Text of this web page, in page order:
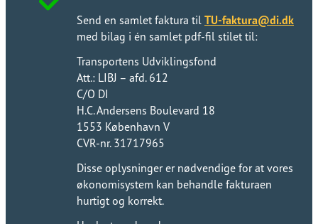
Send en samlet faktura til ​​​​‌ ‍ ​‍​‍‌‍ ‌ ​‍‌‍‍‌‌‍‌ ‌‍‍‌‌‍ ‍​‍​‍​ ‍‍​‍​‍‌ ​ ‌‍​‌‌‍ ‍‌‍‍‌‌ ‌​‌ ‍‌​‍ ‍‌‍‍‌‌‍ ​‍​‍​‍ ​​‍​‍‌‍‍​‌ ​‍‌‍‌‌‌‍‌‍​‍​‍​ ‍‍​‍​‍‌‍‍​‌ ‌​‌ ‌​‌ ​​‌ ​ ​ ‍‍​‍ ​‍ ‌ ‌​‌ ‌‌​‍ ‍‌ ​ ‌‍​‌‌‍ ‍‌‍‍‌‌ ‌​‌ ‍‌​‍ ‍‌ ​ ‌ ‌​‌ ‌‌‌‍‌​‌‍‍‌‌‍ ​‍ ‌‍‍‌‌‍ ‍‌ ‌​‌‍‌‌‌‍ ‍‌ ‌​​‍ ‌‍‌‌‌‍‌​‌‍‍‌‌ ‌​​‍ ‌‍ ‌‌‍ ‌‍‌​‌‍‌‌​ ‌‌ ​​‌ ​‍‌‍‌‌‌ ​ ‌‍‌‌‌‍ ‍‌ ‌​‌‍​‌‌ ‌​‌‍‍‌‌‍ ‌‍ ‍​ ‍ ‌‍‍‌‌‍‌​​ ‌‌ ​​‌‍​‌‌‍‌ ‌‍‌‌​‍ ‌‌ ‌​‌‍‍‌‌‍ ​‌ ​ ‌‍‍ ‌ ‌‌‌‍‌​​‍ ‌‌ ‌​‌‍‍‌‌‍ ​​‍ ‌‌ ‌‍‌‍‍‌‌ ​‍‌‍‍ ‌ ​ ‌‍ ‌‍ ‌‌‍‍​‌‍‌‌‌‍‌​‌‍‌‌‌ ​‍​ ‍ ‌ ‌​‌ ‍‌‌ ​​‌‍‌‌​ ‌‌ ​​‌‍​‌‌‍‌ ‌‍‌‌​ ‍ ‌ ​​‌‍​‌‌ ‌​‌‍‍​​ ‌‌ ​ ‌‍‌‌‌‍​ ‌ ‌​‌‍‍‌‌‍ ‌‍ ‍‌ ​ ​‍‌‌​ ‌‌‌​​‍‌‌ ‌‍‍ ‌‍‌‌‌ ‍‌​‍‌‌​ ​ ‌​‌​​‍‌‌​ ​ ‌​‌​​‍‌‌​ ​‍​ ​‍‌‍‌‌​ ​ ​ ​‍​ ​‌‌‍​ ‌‍​ ​ ​‌​ ‌‍​ ‌​‌‍​ ​ ​‌​ ​‌​‍‌‌​ ​‍​ ​‍​‍‌‌​ ‌‌‌​‌​​‍ ‍‌‍​ ‌‍ ‌‍ ‍‌ ‌​‌‍‌‌‌‍ ‍‌ ‌​​‍‌‌​ ‌‌‌​​‍‌‌ ‌‍‍ ‌‍‌‌‌ ‍‌​‍‌‌​ ​ ‌​‌​​‍‌‌​ ​ ‌​‌​​‍‌‌​ ​‍​ ​‍​ ‌ ​ ‍‌‌‍​‍​ ‌ ​ ‌​‌‍‌​​ ​ ​ ‌‌​ ‌‌‌‍​‍​ ​​​ ‌​​‍‌‌​ ​‍​ ​‍​‍‌‌​ ‌‌‌​‌​​‍ ‍‌‍​‍‌‍ ​‌‍ ‌‍​ ‌‍‍ ‌ ​ ​‍‌‌​ ‌‌‌​​‍‌‌ ‌‍‍ ‌‍‌‌‌ ‍‌​‍‌‌​ ​ ‌​‌​​‍‌‌​ ​ ‌​‌​​‍‌‌​ ​‍​ ​‍‌‍​‍​ ​ ​ ​ ‌‍‌‌‌‍​ ​ ​​​ ‌‍​ ‌‌‌‍​‌‌‍​ ​ ​‌​ ​ ​‍‌‌​ ​‍​ ​‍​‍‌‌​ ‌‌‌​‌​​‍ ‍‌‍‍‌‌ ‌​‌‍‌‌‌‍ ‌‌ ​ ​‍‌‌​ ‌‌‌​​‍‌‌ ‌‍‍ ‌‍‌‌‌ ‍‌​‍‌‌​ ​ ‌​‌​​‍‌‌​ ​ ‌​‌​​‍‌‌​ ​‍​ ​‍​ ‍​​ ‍​‌‍‌​‌‍‌​‌‍‌​​ ​​‌‍​‍​ ​‌​ ​ ‌‍‌‍‌‍‌‍‌‍‌‌​‍‌‌​ ​‍​ ​‍​‍‌‌​ ‌‌‌​‌​​‍ ‍‌‍​‍‌‍ ‌‍‌​‌ ‍‌​‍‌‌​ ‌‌‌​​‍‌‌ ‌‍‍ ‌‍‌‌‌ ‍‌​‍‌‌​ ​ ‌​‌​​‍‌‌​ ​ ‌​‌​​‍‌‌​ ​‍​ ​‍‌‍‌‌‌‍​‍​ ‌‍​ ​‍‌‍​ ​ ‌ ​ ​‌​ ​‌‌‍​‌​ ‍‌​ ​‍​ ‌ ​‍‌‌​ ​‍​ ​‍​‍‌‌​ ‌‌‌​‌​​‍ ‍‌‍​ ‌‍‍​‌‍‍‌‌‍ ​‌‍‌​‌ ​‍‌‍‌‌‌‍ ‍​‍‌‌​ ‌‌‌​​‍‌‌ ‌‍‍ ‌‍‌‌‌ ‍‌​‍‌‌​ ​ ‌​‌​​‍‌‌​ ​ ‌​‌​​‍‌‌​ ​‍​ ​‍​ ‍‌​ ​‍‌‍​ ​ ‌ ‌‍‌‌​ ‍​‌‍‌‌​ ​​‌‍​‌​ ‍​‌‍‌‌‌‍‌‍​‍‌‌​ ​‍​ ​‍​‍‌‌​ ‌‌‌​‌​​‍ ‍‌ ‌​‌‍‌‌‌ ‍​‌ ‌​​ ‌‍​‍‌‍​‌‌ ​ ‌‍‌‌‌‌‌‌‌ ​‍‌‍ ​​ ‌‌‍‍​‌ ‌​‌ ‌​‌ ​​‌ ​ ​‍‌‌​ ​ ‌​​‌​‍‌‌​ ​‍‌​‌‍​‍‌‌​ ​‍‌​‌‍‌ ‌​‌ ‌‌​‍ ‍‌ ​ ‌‍​‌‌‍ ‍‌‍‍‌‌ ‌​‌ ‍‌​‍ ‍‌ ​ ‌ ‌​‌ ‌‌‌‍‌​‌‍‍‌‌‍ ​‍‌‍‌‍‍‌‌‍‌​​ ‌‌ ​​‌‍​‌‌‍‌ ‌‍‌‌​‍ ‌‌ ‌​‌‍‍‌‌‍ ​‌ ​ ‌‍‍ ‌ ‌‌‌‍‌​​‍ ‌‌ ‌​‌‍‍‌‌‍ ​​‍ ‌‌ ‌‍‌‍‍‌‌ ​‍‌‍‍ ‌ ​ ‌‍ ‌‍ ‌‌‍‍​‌‍‌‌‌‍‌​‌‍‌‌‌ ​‍​‍‌‍‌ ‌​‌ ‍‌‌ ​​‌‍‌‌​ ‌‌ ​​‌‍​‌‌‍‌ ‌‍‌‌​‍‌‍‌ ​​‌‍​‌‌ ‌​‌‍‍​​ ‌‌ ​ ‌‍‌‌‌‍​ ‌ ‌​‌‍‍‌‌‍ ‌‍ ‍‌ ​ ​‍‌‌​ ‌‌‌​​‍‌‌ ‌‍‍ ‌‍‌‌‌ ‍‌​‍‌‌​ ​ ‌​‌​​‍‌‌​ ​ ‌​‌​​‍‌‌​ ​‍​ ​‍‌‍‌‌​ ​ ​ ​‍​ ​‌‌‍​ ‌‍​ ​ ​‌​ ‌‍​ ‌​‌‍​ ​ ​‌​ ​‌​‍‌‌​ ​‍​ ​‍​‍‌‌​ ‌‌‌​‌​​‍ ‍‌‍​ ‌‍ ‌‍ ‍‌ ‌​‌‍‌‌‌‍ ‍‌ ‌​​‍‌‌​ ‌‌‌​​‍‌‌ ‌‍‍ ‌‍‌‌‌ ‍‌​‍‌‌​ ​ ‌​‌​​‍‌‌​ ​ ‌​‌​​‍‌‌​ ​‍​ ​‍​ ‌ ​ ‍‌‌‍​‍​ ‌ ​ ‌​‌‍‌​​ ​ ​ ‌‌​ ‌‌‌‍​‍​ ​​​ ‌​​‍‌‌​ ​‍​ ​‍​‍‌‌​ ‌‌‌​‌​​‍ ‍‌‍​‍‌‍ ​‌‍ ‌‍​ ‌‍‍ ‌ ​ ​‍‌‌​ ‌‌‌​​‍‌‌ ‌‍‍ ‌‍‌‌‌ ‍‌​‍‌‌​ ​ ‌​‌​​‍‌‌​ ​ ‌​‌​​‍‌‌​ ​‍​ ​‍‌‍​‍​ ​ ​ ​ ‌‍‌‌‌‍​ ​ ​​​ ‌‍​ ‌‌‌‍​‌‌‍​ ​ ​‌​ ​ ​‍‌‌​ ​‍​ ​‍​‍‌‌​ ‌‌‌​‌​​‍ ‍‌‍‍‌‌ ‌​‌‍‌‌‌‍ ‌‌ ​ ​‍‌‌​ ‌‌‌​​‍‌‌ ‌‍‍ ‌‍‌‌‌ ‍‌​‍‌‌​ ​ ‌​‌​​‍‌‌​ ​ ‌​‌​​‍‌‌​ ​‍​ ​‍​ ‍​​ ‍​‌‍‌​‌‍‌​‌‍‌​​ ​​‌‍​‍​ ​‌​ ​ ‌‍‌‍‌‍‌‍‌‍‌‌​‍‌‌​ ​‍​ ​‍​‍‌‌​ ‌‌‌​‌​​‍ ‍‌‍​‍‌‍ ‌‍‌​‌ ‍‌​‍‌‌​ ‌‌‌​​‍‌‌ ‌‍‍ ‌‍‌‌‌ ‍‌​‍‌‌​ ​ ‌​‌​​‍‌‌​ ​ ‌​‌​​‍‌‌​ ​‍​ ​‍‌‍‌‌‌‍​‍​ ‌‍​ ​‍‌‍​ ​ ‌ ​ ​‌​ ​‌‌‍​‌​ ‍‌​ ​‍​ ‌ ​‍‌‌​ ​‍​ ​‍​‍‌‌​ ‌‌‌​‌​​‍ ‍‌‍​ ‌‍‍​‌‍‍‌‌‍ ​‌‍‌​‌ ​‍‌‍‌‌‌‍ ‍​‍‌‌​ ‌‌‌​​‍‌‌ ‌‍‍ ‌‍‌‌‌ ‍‌​‍‌‌​ ​ ‌​‌​​‍‌‌​ ​ ‌​‌​​‍‌‌​ ​‍​ ​‍​ ‍‌​ ​‍‌‍​ ​ ‌ ‌‍‌‌​ ‍​‌‍‌‌​ ​​‌‍​‌​ ‍​‌‍‌‌‌‍‌‍​‍‌‌​ ​‍​ ​‍​‍‌‌​ ‌‌‌​‌​​‍ ‍‌ ‌​‌‍‌‌‌ ‍​‌ ‌​​‍‌‍‌ ​​‌‍‌‌‌ ​‍‌ ​ ‌ ​​‌‍‌‌‌‍​ ‌ ‌​‌‍‍‌‌ ‌‍‌‍‌‌​ ‌‌ ​​‌ ‌‌‌‍​‍‌‍ ​‌‍‍‌‌ ​ ‌‍‍​‌‍‌‌‌‍‌​​‍​‍‌ ‌ TU-faktura@di.dk​​​​‌ ‍ ​‍​‍‌‍ ‌ ​‍‌‍‍‌‌‍‌ ‌‍‍‌‌‍ ‍​‍​‍​ ‍‍​‍​‍‌ ​ ‌‍​‌‌‍ ‍‌‍‍‌‌ ‌​‌ ‍‌​‍ ‍‌‍‍‌‌‍ ​‍​‍​‍ ​​‍​‍‌‍‍​‌ ​‍‌‍‌‌‌‍‌‍​‍​‍​ ‍‍​‍​‍‌‍‍​‌ ‌​‌ ‌​‌ ​​‌ ​ ​ ‍‍​‍ ​‍ ‌ ‌​‌ ‌‌​‍ ‍‌ ​ ‌‍​‌‌‍ ‍‌‍‍‌‌ ‌​‌ ‍‌​‍ ‍‌ ​ ‌ ‌​‌ ‌‌‌‍‌​‌‍‍‌‌‍ ​‍ ‌‍‍‌‌‍ ‍‌ ‌​‌‍‌‌‌‍ ‍‌ ‌​​‍ ‌‍‌‌‌‍‌​‌‍‍‌‌ ‌​​‍ ‌‍ ‌‌‍ ‌‍‌​‌‍‌‌​ ‌‌ ​​‌ ​‍‌‍‌‌‌ ​ ‌‍‌‌‌‍ ‍‌ ‌​‌‍​‌‌ ‌​‌‍‍‌‌‍ ‌‍ ‍​ ‍ ‌‍‍‌‌‍‌​​ ‌‌ ​​‌‍​‌‌‍‌ ‌‍‌‌​‍ ‌‌ ‌​‌‍‍‌‌‍ ​‌ ​ ‌‍‍ ‌ ‌‌‌‍‌​​‍ ‌‌ ‌​‌‍‍‌‌‍ ​​‍ ‌‌ ‌‍‌‍‍‌‌ ​‍‌‍‍ ‌ ​ ‌‍ ‌‍ ‌‌‍‍​‌‍‌‌‌‍‌​‌‍‌‌‌ ​‍​ ‍ ‌ ‌​‌ ‍‌‌ ​​‌‍‌‌​ ‌‌ ​​‌‍​‌‌‍‌ ‌‍‌‌​ ‍ ‌ ​​‌‍​‌‌ ‌​‌‍‍​​ ‌‌ ​ ‌‍‌‌‌‍​ ‌ ‌​‌‍‍‌‌‍ ‌‍ ‍‌ ​ ​‍‌‌​ ‌‌‌​​‍‌‌ ‌‍‍ ‌‍‌‌‌ ‍‌​‍‌‌​ ​ ‌​‌​​‍‌‌​ ​ ‌​‌​​‍‌‌​ ​‍​ ​‍‌‍‌‌​ ​ ​ ​‍​ ​‌‌‍​ ‌‍​ ​ ​‌​ ‌‍​ ‌​‌‍​ ​ ​‌​ ​‌​‍‌‌​ ​‍​ ​‍​‍‌‌​ ‌‌‌​‌​​‍ ‍‌‍​ ‌‍ ‌‍ ‍‌ ‌​‌‍‌‌‌‍ ‍‌ ‌​​‍‌‌​ ‌‌‌​​‍‌‌ ‌‍‍ ‌‍‌‌‌ ‍‌​‍‌‌​ ​ ‌​‌​​‍‌‌​ ​ ‌​‌​​‍‌‌​ ​‍​ ​‍​ ‌ ​ ‍‌‌‍​‍​ ‌ ​ ‌​‌‍‌​​ ​ ​ ‌‌​ ‌‌‌‍​‍​ ​​​ ‌​​‍‌‌​ ​‍​ ​‍​‍‌‌​ ‌‌‌​‌​​‍ ‍‌‍​‍‌‍ ​‌‍ ‌‍​ ‌‍‍ ‌ ​ ​‍‌‌​ ‌‌‌​​‍‌‌ ‌‍‍ ‌‍‌‌‌ ‍‌​‍‌‌​ ​ ‌​‌​​‍‌‌​ ​ ‌​‌​​‍‌‌​ ​‍​ ​‍‌‍​‍​ ​ ​ ​ ‌‍‌‌‌‍​ ​ ​​​ ‌‍​ ‌‌‌‍​‌‌‍​ ​ ​‌​ ​ ​‍‌‌​ ​‍​ ​‍​‍‌‌​ ‌‌‌​‌​​‍ ‍‌‍‍‌‌ ‌​‌‍‌‌‌‍ ‌‌ ​ ​‍‌‌​ ‌‌‌​​‍‌‌ ‌‍‍ ‌‍‌‌‌ ‍‌​‍‌‌​ ​ ‌​‌​​‍‌‌​ ​ ‌​‌​​‍‌‌​ ​‍​ ​‍​ ‍​​ ‍​‌‍‌​‌‍‌​‌‍‌​​ ​​‌‍​‍​ ​‌​ ​ ‌‍‌‍‌‍‌‍‌‍‌‌​‍‌‌​ ​‍​ ​‍​‍‌‌​ ‌‌‌​‌​​‍ ‍‌‍​‍‌‍ ‌‍‌​‌ ‍‌​‍‌‌​ ‌‌‌​​‍‌‌ ‌‍‍ ‌‍‌‌‌ ‍‌​‍‌‌​ ​ ‌​‌​​‍‌‌​ ​ ‌​‌​​‍‌‌​ ​‍​ ​‍‌‍‌‌‌‍​‍​ ‌‍​ ​‍‌‍​ ​ ‌ ​ ​‌​ ​‌‌‍​‌​ ‍‌​ ​‍​ ‌ ​‍‌‌​ ​‍​ ​‍​‍‌‌​ ‌‌‌​‌​​‍ ‍‌‍​ ‌‍‍​‌‍‍‌‌‍ ​‌‍‌​‌ ​‍‌‍‌‌‌‍ ‍​‍‌‌​ ‌‌‌​​‍‌‌ ‌‍‍ ‌‍‌‌‌ ‍‌​‍‌‌​ ​ ‌​‌​​‍‌‌​ ​ ‌​‌​​‍‌‌​ ​‍​ ​‍​ ​‍​ ​​​ ​ ‌‍‌‌‌‍‌​​ ‌​​ ‍​​ ‌ ​ ‍‌​ ‍‌​ ‌​‌‍​‌​‍‌‌​ ​‍​ ​‍​‍‌‌​ ‌‌‌​‌​​‍ ‍‌ ‌​‌‍‌‌‌ ‍​‌ ‌​​ ‌‍​‍‌‍​‌‌ ​ ‌‍‌‌‌‌‌‌‌ ​‍‌‍ ​​ ‌‌‍‍​‌ ‌​‌ ‌​‌ ​​‌ ​ ​‍‌‌​ ​ ‌​​‌​‍‌‌​ ​‍‌​‌‍​‍‌‌​ ​‍‌​‌‍‌ ‌​‌ ‌‌​‍ ‍‌ ​ ‌‍​‌‌‍ ‍‌‍‍‌‌ ‌​‌ ‍‌​‍ ‍‌ ​ ‌ ‌​‌ ‌‌‌‍‌​‌‍‍‌‌‍ ​‍‌‍‌‍‍‌‌‍‌​​ ‌‌ ​​‌‍​‌‌‍‌ ‌‍‌‌​‍ ‌‌ ‌​‌‍‍‌‌‍ ​‌ ​ ‌‍‍ ‌ ‌‌‌‍‌​​‍ ‌‌ ‌​‌‍‍‌‌‍ ​​‍ ‌‌ ‌‍‌‍‍‌‌ ​‍‌‍‍ ‌ ​ ‌‍ ‌‍ ‌‌‍‍​‌‍‌‌‌‍‌​‌‍‌‌‌ ​‍​‍‌‍‌ ‌​‌ ‍‌‌ ​​‌‍‌‌​ ‌‌ ​​‌‍​‌‌‍‌ ‌‍‌‌​‍‌‍‌ ​​‌‍​‌‌ ‌​‌‍‍​​ ‌‌ ​ ‌‍‌‌‌‍​ ‌ ‌​‌‍‍‌‌‍ ‌‍ ‍‌ ​ ​‍‌‌​ ‌‌‌​​‍‌‌ ‌‍‍ ‌‍‌‌‌ ‍‌​‍‌‌​ ​ ‌​‌​​‍‌‌​ ​ ‌​‌​​‍‌‌​ ​‍​ ​‍‌‍‌‌​ ​ ​ ​‍​ ​‌‌‍​ ‌‍​ ​ ​‌​ ‌‍​ ‌​‌‍​ ​ ​‌​ ​‌​‍‌‌​ ​‍​ ​‍​‍‌‌​ ‌‌‌​‌​​‍ ‍‌‍​ ‌‍ ‌‍ ‍‌ ‌​‌‍‌‌‌‍ ‍‌ ‌​​‍‌‌​ ‌‌‌​​‍‌‌ ‌‍‍ ‌‍‌‌‌ ‍‌​‍‌‌​ ​ ‌​‌​​‍‌‌​ ​ ‌​‌​​‍‌‌​ ​‍​ ​‍​ ‌ ​ ‍‌‌‍​‍​ ‌ ​ ‌​‌‍‌​​ ​ ​ ‌‌​ ‌‌‌‍​‍​ ​​​ ‌​​‍‌‌​ ​‍​ ​‍​‍‌‌​ ‌‌‌​‌​​‍ ‍‌‍​‍‌‍ ​‌‍ ‌‍​ ‌‍‍ ‌ ​ ​‍‌‌​ ‌‌‌​​‍‌‌ ‌‍‍ ‌‍‌‌‌ ‍‌​‍‌‌​ ​ ‌​‌​​‍‌‌​ ​ ‌​‌​​‍‌‌​ ​‍​ ​‍‌‍​‍​ ​ ​ ​ ‌‍‌‌‌‍​ ​ ​​​ ‌‍​ ‌‌‌‍​‌‌‍​ ​ ​‌​ ​ ​‍‌‌​ ​‍​ ​‍​‍‌‌​ ‌‌‌​‌​​‍ ‍‌‍‍‌‌ ‌​‌‍‌‌‌‍ ‌‌ ​ ​‍‌‌​ ‌‌‌​​‍‌‌ ‌‍‍ ‌‍‌‌‌ ‍‌​‍‌‌​ ​ ‌​‌​​‍‌‌​ ​ ‌​‌​​‍‌‌​ ​‍​ ​‍​ ‍​​ ‍​‌‍‌​‌‍‌​‌‍‌​​ ​​‌‍​‍​ ​‌​ ​ ‌‍‌‍‌‍‌‍‌‍‌‌​‍‌‌​ ​‍​ ​‍​‍‌‌​ ‌‌‌​‌​​‍ ‍‌‍​‍‌‍ ‌‍‌​‌ ‍‌​‍‌‌​ ‌‌‌​​‍‌‌ ‌‍‍ ‌‍‌‌‌ ‍‌​‍‌‌​ ​ ‌​‌​​‍‌‌​ ​ ‌​‌​​‍‌‌​ ​‍​ ​‍‌‍‌‌‌‍​‍​ ‌‍​ ​‍‌‍​ ​ ‌ ​ ​‌​ ​‌‌‍​‌​ ‍‌​ ​‍​ ‌ ​‍‌‌​ ​‍​ ​‍​‍‌‌​ ‌‌‌​‌​​‍ ‍‌‍​ ‌‍‍​‌‍‍‌‌‍ ​‌‍‌​‌ ​‍‌‍‌‌‌‍ ‍​‍‌‌​ ‌‌‌​​‍‌‌ ‌‍‍ ‌‍‌‌‌ ‍‌​‍‌‌​ ​ ‌​‌​​‍‌‌​ ​ ‌​‌​​‍‌‌​ ​‍​ ​‍​ ​‍​ ​​​ ​ ‌‍‌‌‌‍‌​​ ‌​​ ‍​​ ‌ ​ ‍‌​ ‍‌​ ‌​‌‍​‌​‍‌‌​ ​‍​ ​‍​‍‌‌​ ‌‌‌​‌​​‍ ‍‌ ‌​‌‍‌‌‌ ‍​‌ ‌​​‍‌‍‌ ​​‌‍‌‌‌ ​‍‌ ​ ‌ ​​‌‍‌‌‌‍​ ‌ ‌​‌‍‍‌‌ ‌‍‌‍‌‌​ ‌‌ ​​‌ ‌‌‌‍​‍‌‍ ​‌‍‍‌‌ ​ ‌‍‍​‌‍‌‌‌‍‌​​‍​‍‌ ‌
med bilag i én samlet pdf-fil stilet til:​​​​‌ ‍ ​‍​‍‌‍ ‌ ​‍‌‍‍‌‌‍‌ ‌‍‍‌‌‍ ‍​‍​‍​ ‍‍​‍​‍‌ ​ ‌‍​‌‌‍ ‍‌‍‍‌‌ ‌​‌ ‍‌​‍ ‍‌‍‍‌‌‍ ​‍​‍​‍ ​​‍​‍‌‍‍​‌ ​‍‌‍‌‌‌‍‌‍​‍​‍​ ‍‍​‍​‍‌‍‍​‌ ‌​‌ ‌​‌ ​​‌ ​ ​ ‍‍​‍ ​‍ ‌ ‌​‌ ‌‌​‍ ‍‌ ​ ‌‍​‌‌‍ ‍‌‍‍‌‌ ‌​‌ ‍‌​‍ ‍‌ ​ ‌ ‌​‌ ‌‌‌‍‌​‌‍‍‌‌‍ ​‍ ‌‍‍‌‌‍ ‍‌ ‌​‌‍‌‌‌‍ ‍‌ ‌​​‍ ‌‍‌‌‌‍‌​‌‍‍‌‌ ‌​​‍ ‌‍ ‌‌‍ ‌‍‌​‌‍‌‌​ ‌‌ ​​‌ ​‍‌‍‌‌‌ ​ ‌‍‌‌‌‍ ‍‌ ‌​‌‍​‌‌ ‌​‌‍‍‌‌‍ ‌‍ ‍​ ‍ ‌‍‍‌‌‍‌​​ ‌‌ ​​‌‍​‌‌‍‌ ‌‍‌‌​‍ ‌‌ ‌​‌‍‍‌‌‍ ​‌ ​ ‌‍‍ ‌ ‌‌‌‍‌​​‍ ‌‌ ‌​‌‍‍‌‌‍ ​​‍ ‌‌ ‌‍‌‍‍‌‌ ​‍‌‍‍ ‌ ​ ‌‍ ‌‍ ‌‌‍‍​‌‍‌‌‌‍‌​‌‍‌‌‌ ​‍​ ‍ ‌ ‌​‌ ‍‌‌ ​​‌‍‌‌​ ‌‌ ​​‌‍​‌‌‍‌ ‌‍‌‌​ ‍ ‌ ​​‌‍​‌‌ ‌​‌‍‍​​ ‌‌ ​ ‌‍‌‌‌‍​ ‌ ‌​‌‍‍‌‌‍ ‌‍ ‍‌ ​ ​‍‌‌​ ‌‌‌​​‍‌‌ ‌‍‍ ‌‍‌‌‌ ‍‌​‍‌‌​ ​ ‌​‌​​‍‌‌​ ​ ‌​‌​​‍‌‌​ ​‍​ ​‍‌‍‌‌​ ​ ​ ​‍​ ​‌‌‍​ ‌‍​ ​ ​‌​ ‌‍​ ‌​‌‍​ ​ ​‌​ ​‌​‍‌‌​ ​‍​ ​‍​‍‌‌​ ‌‌‌​‌​​‍ ‍‌‍​ ‌‍ ‌‍ ‍‌ ‌​‌‍‌‌‌‍ ‍‌ ‌​​‍‌‌​ ‌‌‌​​‍‌‌ ‌‍‍ ‌‍‌‌‌ ‍‌​‍‌‌​ ​ ‌​‌​​‍‌‌​ ​ ‌​‌​​‍‌‌​ ​‍​ ​‍​ ‌ ​ ‍‌‌‍​‍​ ‌ ​ ‌​‌‍‌​​ ​ ​ ‌‌​ ‌‌‌‍​‍​ ​​​ ‌​​‍‌‌​ ​‍​ ​‍​‍‌‌​ ‌‌‌​‌​​‍ ‍‌‍​‍‌‍ ​‌‍ ‌‍​ ‌‍‍ ‌ ​ ​‍‌‌​ ‌‌‌​​‍‌‌ ‌‍‍ ‌‍‌‌‌ ‍‌​‍‌‌​ ​ ‌​‌​​‍‌‌​ ​ ‌​‌​​‍‌‌​ ​‍​ ​‍‌‍​‍​ ​ ​ ​ ‌‍‌‌‌‍​ ​ ​​​ ‌‍​ ‌‌‌‍​‌‌‍​ ​ ​‌​ ​ ​‍‌‌​ ​‍​ ​‍​‍‌‌​ ‌‌‌​‌​​‍ ‍‌‍‍‌‌ ‌​‌‍‌‌‌‍ ‌‌ ​ ​‍‌‌​ ‌‌‌​​‍‌‌ ‌‍‍ ‌‍‌‌‌ ‍‌​‍‌‌​ ​ ‌​‌​​‍‌‌​ ​ ‌​‌​​‍‌‌​ ​‍​ ​‍​ ‍​​ ‍​‌‍‌​‌‍‌​‌‍‌​​ ​​‌‍​‍​ ​‌​ ​ ‌‍‌‍‌‍‌‍‌‍‌‌​‍‌‌​ ​‍​ ​‍​‍‌‌​ ‌‌‌​‌​​‍ ‍‌‍​‍‌‍ ‌‍‌​‌ ‍‌​‍‌‌​ ‌‌‌​​‍‌‌ ‌‍‍ ‌‍‌‌‌ ‍‌​‍‌‌​ ​ ‌​‌​​‍‌‌​ ​ ‌​‌​​‍‌‌​ ​‍​ ​‍‌‍‌‌‌‍​‍​ ‌‍​ ​‍‌‍​ ​ ‌ ​ ​‌​ ​‌‌‍​‌​ ‍‌​ ​‍​ ‌ ​‍‌‌​ ​‍​ ​‍​‍‌‌​ ‌‌‌​‌​​‍ ‍‌‍​ ‌‍‍​‌‍‍‌‌‍ ​‌‍‌​‌ ​‍‌‍‌‌‌‍ ‍​‍‌‌​ ‌‌‌​​‍‌‌ ‌‍‍ ‌‍‌‌‌ ‍‌​‍‌‌​ ​ ‌​‌​​‍‌‌​ ​ ‌​‌​​‍‌‌​ ​‍​ ​‍‌‍‌‌‌‍‌‌​ ​‍​ ‌‍​ ‌ ‌‍‌‍​ ‌‍‌‍‌​‌‍‌‍‌‍​‌‌‍​‌​ ​‍​‍‌‌​ ​‍​ ​‍​‍‌‌​ ‌‌‌​‌​​‍ ‍‌ ‌​‌‍‌‌‌ ‍​‌ ‌​​ ‌‍​‍‌‍​‌‌ ​ ‌‍‌‌‌‌‌‌‌ ​‍‌‍ ​​ ‌‌‍‍​‌ ‌​‌ ‌​‌ ​​‌ ​ ​‍‌‌​ ​ ‌​​‌​‍‌‌​ ​‍‌​‌‍​‍‌‌​ ​‍‌​‌‍‌ ‌​‌ ‌‌​‍ ‍‌ ​ ‌‍​‌‌‍ ‍‌‍‍‌‌ ‌​‌ ‍‌​‍ ‍‌ ​ ‌ ‌​‌ ‌‌‌‍‌​‌‍‍‌‌‍ ​‍‌‍‌‍‍‌‌‍‌​​ ‌‌ ​​‌‍​‌‌‍‌ ‌‍‌‌​‍ ‌‌ ‌​‌‍‍‌‌‍ ​‌ ​ ‌‍‍ ‌ ‌‌‌‍‌​​‍ ‌‌ ‌​‌‍‍‌‌‍ ​​‍ ‌‌ ‌‍‌‍‍‌‌ ​‍‌‍‍ ‌ ​ ‌‍ ‌‍ ‌‌‍‍​‌‍‌‌‌‍‌​‌‍‌‌‌ ​‍​‍‌‍‌ ‌​‌ ‍‌‌ ​​‌‍‌‌​ ‌‌ ​​‌‍​‌‌‍‌ ‌‍‌‌​‍‌‍‌ ​​‌‍​‌‌ ‌​‌‍‍​​ ‌‌ ​ ‌‍‌‌‌‍​ ‌ ‌​‌‍‍‌‌‍ ‌‍ ‍‌ ​ ​‍‌‌​ ‌‌‌​​‍‌‌ ‌‍‍ ‌‍‌‌‌ ‍‌​‍‌‌​ ​ ‌​‌​​‍‌‌​ ​ ‌​‌​​‍‌‌​ ​‍​ ​‍‌‍‌‌​ ​ ​ ​‍​ ​‌‌‍​ ‌‍​ ​ ​‌​ ‌‍​ ‌​‌‍​ ​ ​‌​ ​‌​‍‌‌​ ​‍​ ​‍​‍‌‌​ ‌‌‌​‌​​‍ ‍‌‍​ ‌‍ ‌‍ ‍‌ ‌​‌‍‌‌‌‍ ‍‌ ‌​​‍‌‌​ ‌‌‌​​‍‌‌ ‌‍‍ ‌‍‌‌‌ ‍‌​‍‌‌​ ​ ‌​‌​​‍‌‌​ ​ ‌​‌​​‍‌‌​ ​‍​ ​‍​ ‌ ​ ‍‌‌‍​‍​ ‌ ​ ‌​‌‍‌​​ ​ ​ ‌‌​ ‌‌‌‍​‍​ ​​​ ‌​​‍‌‌​ ​‍​ ​‍​‍‌‌​ ‌‌‌​‌​​‍ ‍‌‍​‍‌‍ ​‌‍ ‌‍​ ‌‍‍ ‌ ​ ​‍‌‌​ ‌‌‌​​‍‌‌ ‌‍‍ ‌‍‌‌‌ ‍‌​‍‌‌​ ​ ‌​‌​​‍‌‌​ ​ ‌​‌​​‍‌‌​ ​‍​ ​‍‌‍​‍​ ​ ​ ​ ‌‍‌‌‌‍​ ​ ​​​ ‌‍​ ‌‌‌‍​‌‌‍​ ​ ​‌​ ​ ​‍‌‌​ ​‍​ ​‍​‍‌‌​ ‌‌‌​‌​​‍ ‍‌‍‍‌‌ ‌​‌‍‌‌‌‍ ‌‌ ​ ​‍‌‌​ ‌‌‌​​‍‌‌ ‌‍‍ ‌‍‌‌‌ ‍‌​‍‌‌​ ​ ‌​‌​​‍‌‌​ ​ ‌​‌​​‍‌‌​ ​‍​ ​‍​ ‍​​ ‍​‌‍‌​‌‍‌​‌‍‌​​ ​​‌‍​‍​ ​‌​ ​ ‌‍‌‍‌‍‌‍‌‍‌‌​‍‌‌​ ​‍​ ​‍​‍‌‌​ ‌‌‌​‌​​‍ ‍‌‍​‍‌‍ ‌‍‌​‌ ‍‌​‍‌‌​ ‌‌‌​​‍‌‌ ‌‍‍ ‌‍‌‌‌ ‍‌​‍‌‌​ ​ ‌​‌​​‍‌‌​ ​ ‌​‌​​‍‌‌​ ​‍​ ​‍‌‍‌‌‌‍​‍​ ‌‍​ ​‍‌‍​ ​ ‌ ​ ​‌​ ​‌‌‍​‌​ ‍‌​ ​‍​ ‌ ​‍‌‌​ ​‍​ ​‍​‍‌‌​ ‌‌‌​‌​​‍ ‍‌‍​ ‌‍‍​‌‍‍‌‌‍ ​‌‍‌​‌ ​‍‌‍‌‌‌‍ ‍​‍‌‌​ ‌‌‌​​‍‌‌ ‌‍‍ ‌‍‌‌‌ ‍‌​‍‌‌​ ​ ‌​‌​​‍‌‌​ ​ ‌​‌​​‍‌‌​ ​‍​ ​‍‌‍‌‌‌‍‌‌​ ​‍​ ‌‍​ ‌ ‌‍‌‍​ ‌‍‌‍‌​‌‍‌‍‌‍​‌‌‍​‌​ ​‍​‍‌‌​ ​‍​ ​‍​‍‌‌​ ‌‌‌​‌​​‍ ‍‌ ‌​‌‍‌‌‌ ‍​‌ ‌​​‍‌‍‌ ​​‌‍‌‌‌ ​‍‌ ​ ‌ ​​‌‍‌‌‌‍​ ‌ ‌​‌‍‍‌‌ ‌‍‌‍‌‌​ ‌‌ ​​‌ ‌‌‌‍​‍‌‍ ​‌‍‍‌‌ ​ ‌‍‍​‌‍‌‌‌‍‌​​‍​‍‌ ‌
Transportens Udviklingsfond
Att.: LIBJ – afd. 612
C/O DI
H.C. Andersens Boulevard 18
1553 København V
CVR-nr. 31717965​​​​‌ ‍ ​‍​‍‌‍ ‌ ​‍‌‍‍‌‌‍‌ ‌‍‍‌‌‍ ‍​‍​‍​ ‍‍​‍​‍‌ ​ ‌‍​‌‌‍ ‍‌‍‍‌‌ ‌​‌ ‍‌​‍ ‍‌‍‍‌‌‍ ​‍​‍​‍ ​​‍​‍‌‍‍​‌ ​‍‌‍‌‌‌‍‌‍​‍​‍​ ‍‍​‍​‍‌‍‍​‌ ‌​‌ ‌​‌ ​​‌ ​ ​ ‍‍​‍ ​‍ ‌ ‌​‌ ‌‌​‍ ‍‌ ​ ‌‍​‌‌‍ ‍‌‍‍‌‌ ‌​‌ ‍‌​‍ ‍‌ ​ ‌ ‌​‌ ‌‌‌‍‌​‌‍‍‌‌‍ ​‍ ‌‍‍‌‌‍ ‍‌ ‌​‌‍‌‌‌‍ ‍‌ ‌​​‍ ‌‍‌‌‌‍‌​‌‍‍‌‌ ‌​​‍ ‌‍ ‌‌‍ ‌‍‌​‌‍‌‌​ ‌‌ ​​‌ ​‍‌‍‌‌‌ ​ ‌‍‌‌‌‍ ‍‌ ‌​‌‍​‌‌ ‌​‌‍‍‌‌‍ ‌‍ ‍​ ‍ ‌‍‍‌‌‍‌​​ ‌‌ ​​‌‍​‌‌‍‌ ‌‍‌‌​‍ ‌‌ ‌​‌‍‍‌‌‍ ​‌ ​ ‌‍‍ ‌ ‌‌‌‍‌​​‍ ‌‌ ‌​‌‍‍‌‌‍ ​​‍ ‌‌ ‌‍‌‍‍‌‌ ​‍‌‍‍ ‌ ​ ‌‍ ‌‍ ‌‌‍‍​‌‍‌‌‌‍‌​‌‍‌‌‌ ​‍​ ‍ ‌ ‌​‌ ‍‌‌ ​​‌‍‌‌​ ‌‌ ​​‌‍​‌‌‍‌ ‌‍‌‌​ ‍ ‌ ​​‌‍​‌‌ ‌​‌‍‍​​ ‌‌ ​ ‌‍‌‌‌‍​ ‌ ‌​‌‍‍‌‌‍ ‌‍ ‍‌ ​ ​‍‌‌​ ‌‌‌​​‍‌‌ ‌‍‍ ‌‍‌‌‌ ‍‌​‍‌‌​ ​ ‌​‌​​‍‌‌​ ​ ‌​‌​​‍‌‌​ ​‍​ ​‍‌‍‌‌​ ​ ​ ​‍​ ​‌‌‍​ ‌‍​ ​ ​‌​ ‌‍​ ‌​‌‍​ ​ ​‌​ ​‌​‍‌‌​ ​‍​ ​‍​‍‌‌​ ‌‌‌​‌​​‍ ‍‌‍​ ‌‍ ‌‍ ‍‌ ‌​‌‍‌‌‌‍ ‍‌ ‌​​‍‌‌​ ‌‌‌​​‍‌‌ ‌‍‍ ‌‍‌‌‌ ‍‌​‍‌‌​ ​ ‌​‌​​‍‌‌​ ​ ‌​‌​​‍‌‌​ ​‍​ ​‍​ ‌ ​ ‍‌‌‍​‍​ ‌ ​ ‌​‌‍‌​​ ​ ​ ‌‌​ ‌‌‌‍​‍​ ​​​ ‌​​‍‌‌​ ​‍​ ​‍​‍‌‌​ ‌‌‌​‌​​‍ ‍‌‍​‍‌‍ ​‌‍ ‌‍​ ‌‍‍ ‌ ​ ​‍‌‌​ ‌‌‌​​‍‌‌ ‌‍‍ ‌‍‌‌‌ ‍‌​‍‌‌​ ​ ‌​‌​​‍‌‌​ ​ ‌​‌​​‍‌‌​ ​‍​ ​‍‌‍​‍​ ​ ​ ​ ‌‍‌‌‌‍​ ​ ​​​ ‌‍​ ‌‌‌‍​‌‌‍​ ​ ​‌​ ​ ​‍‌‌​ ​‍​ ​‍​‍‌‌​ ‌‌‌​‌​​‍ ‍‌‍‍‌‌ ‌​‌‍‌‌‌‍ ‌‌ ​ ​‍‌‌​ ‌‌‌​​‍‌‌ ‌‍‍ ‌‍‌‌‌ ‍‌​‍‌‌​ ​ ‌​‌​​‍‌‌​ ​ ‌​‌​​‍‌‌​ ​‍​ ​‍​ ‍​​ ‍​‌‍‌​‌‍‌​‌‍‌​​ ​​‌‍​‍​ ​‌​ ​ ‌‍‌‍‌‍‌‍‌‍‌‌​‍‌‌​ ​‍​ ​‍​‍‌‌​ ‌‌‌​‌​​‍ ‍‌‍​‍‌‍ ‌‍‌​‌ ‍‌​‍‌‌​ ‌‌‌​​‍‌‌ ‌‍‍ ‌‍‌‌‌ ‍‌​‍‌‌​ ​ ‌​‌​​‍‌‌​ ​ ‌​‌​​‍‌‌​ ​‍​ ​‍​ ‌​​ ​‍​ ​‍​ ‌​‌‍‌‍​ ​​‌‍‌​​ ​​‌‍​‍‌‍‌​​ ‌ ​ ‍‌​‍‌‌​ ​‍​ ​‍​‍‌‌​ ‌‌‌​‌​​‍ ‍‌‍​ ‌‍‍​‌‍‍‌‌‍ ​‌‍‌​‌ ​‍‌‍‌‌‌‍ ‍​‍‌‌​ ‌‌‌​​‍‌‌ ‌‍‍ ‌‍‌‌‌ ‍‌​‍‌‌​ ​ ‌​‌​​‍‌‌​ ​ ‌​‌​​‍‌‌​ ​‍​ ​‍​ ‌​​ ‌‍‌‍​‌‌‍​ ‌‍​ ​ ‌ ‌‍​‌​ ‌​​ ‍‌​ ‍‌​ ‌‍​ ​‌​‍‌‌​ ​‍​ ​‍​‍‌‌​ ‌‌‌​‌​​‍ ‍‌ ‌​‌‍‌‌‌ ‍​‌ ‌​​ ‌‍​‍‌‍​‌‌ ​ ‌‍‌‌‌‌‌‌‌ ​‍‌‍ ​​ ‌‌‍‍​‌ ‌​‌ ‌​‌ ​​‌ ​ ​‍‌‌​ ​ ‌​​‌​‍‌‌​ ​‍‌​‌‍​‍‌‌​ ​‍‌​‌‍‌ ‌​‌ ‌‌​‍ ‍‌ ​ ‌‍​‌‌‍ ‍‌‍‍‌‌ ‌​‌ ‍‌​‍ ‍‌ ​ ‌ ‌​‌ ‌‌‌‍‌​‌‍‍‌‌‍ ​‍‌‍‌‍‍‌‌‍‌​​ ‌‌ ​​‌‍​‌‌‍‌ ‌‍‌‌​‍ ‌‌ ‌​‌‍‍‌‌‍ ​‌ ​ ‌‍‍ ‌ ‌‌‌‍‌​​‍ ‌‌ ‌​‌‍‍‌‌‍ ​​‍ ‌‌ ‌‍‌‍‍‌‌ ​‍‌‍‍ ‌ ​ ‌‍ ‌‍ ‌‌‍‍​‌‍‌‌‌‍‌​‌‍‌‌‌ ​‍​‍‌‍‌ ‌​‌ ‍‌‌ ​​‌‍‌‌​ ‌‌ ​​‌‍​‌‌‍‌ ‌‍‌‌​‍‌‍‌ ​​‌‍​‌‌ ‌​‌‍‍​​ ‌‌ ​ ‌‍‌‌‌‍​ ‌ ‌​‌‍‍‌‌‍ ‌‍ ‍‌ ​ ​‍‌‌​ ‌‌‌​​‍‌‌ ‌‍‍ ‌‍‌‌‌ ‍‌​‍‌‌​ ​ ‌​‌​​‍‌‌​ ​ ‌​‌​​‍‌‌​ ​‍​ ​‍‌‍‌‌​ ​ ​ ​‍​ ​‌‌‍​ ‌‍​ ​ ​‌​ ‌‍​ ‌​‌‍​ ​ ​‌​ ​‌​‍‌‌​ ​‍​ ​‍​‍‌‌​ ‌‌‌​‌​​‍ ‍‌‍​ ‌‍ ‌‍ ‍‌ ‌​‌‍‌‌‌‍ ‍‌ ‌​​‍‌‌​ ‌‌‌​​‍‌‌ ‌‍‍ ‌‍‌‌‌ ‍‌​‍‌‌​ ​ ‌​‌​​‍‌‌​ ​ ‌​‌​​‍‌‌​ ​‍​ ​‍​ ‌ ​ ‍‌‌‍​‍​ ‌ ​ ‌​‌‍‌​​ ​ ​ ‌‌​ ‌‌‌‍​‍​ ​​​ ‌​​‍‌‌​ ​‍​ ​‍​‍‌‌​ ‌‌‌​‌​​‍ ‍‌‍​‍‌‍ ​‌‍ ‌‍​ ‌‍‍ ‌ ​ ​‍‌‌​ ‌‌‌​​‍‌‌ ‌‍‍ ‌‍‌‌‌ ‍‌​‍‌‌​ ​ ‌​‌​​‍‌‌​ ​ ‌​‌​​‍‌‌​ ​‍​ ​‍‌‍​‍​ ​ ​ ​ ‌‍‌‌‌‍​ ​ ​​​ ‌‍​ ‌‌‌‍​‌‌‍​ ​ ​‌​ ​ ​‍‌‌​ ​‍​ ​‍​‍‌‌​ ‌‌‌​‌​​‍ ‍‌‍‍‌‌ ‌​‌‍‌‌‌‍ ‌‌ ​ ​‍‌‌​ ‌‌‌​​‍‌‌ ‌‍‍ ‌‍‌‌‌ ‍‌​‍‌‌​ ​ ‌​‌​​‍‌‌​ ​ ‌​‌​​‍‌‌​ ​‍​ ​‍​ ‍​​ ‍​‌‍‌​‌‍‌​‌‍‌​​ ​​‌‍​‍​ ​‌​ ​ ‌‍‌‍‌‍‌‍‌‍‌‌​‍‌‌​ ​‍​ ​‍​‍‌‌​ ‌‌‌​‌​​‍ ‍‌‍​‍‌‍ ‌‍‌​‌ ‍‌​‍‌‌​ ‌‌‌​​‍‌‌ ‌‍‍ ‌‍‌‌‌ ‍‌​‍‌‌​ ​ ‌​‌​​‍‌‌​ ​ ‌​‌​​‍‌‌​ ​‍​ ​‍​ ‌​​ ​‍​ ​‍​ ‌​‌‍‌‍​ ​​‌‍‌​​ ​​‌‍​‍‌‍‌​​ ‌ ​ ‍‌​‍‌‌​ ​‍​ ​‍​‍‌‌​ ‌‌‌​‌​​‍ ‍‌‍​ ‌‍‍​‌‍‍‌‌‍ ​‌‍‌​‌ ​‍‌‍‌‌‌‍ ‍​‍‌‌​ ‌‌‌​​‍‌‌ ‌‍‍ ‌‍‌‌‌ ‍‌​‍‌‌​ ​ ‌​‌​​‍‌‌​ ​ ‌​‌​​‍‌‌​ ​‍​ ​‍​ ‌​​ ‌‍‌‍​‌‌‍​ ‌‍​ ​ ‌ ‌‍​‌​ ‌​​ ‍‌​ ‍‌​ ‌‍​ ​‌​‍‌‌​ ​‍​ ​‍​‍‌‌​ ‌‌‌​‌​​‍ ‍‌ ‌​‌‍‌‌‌ ‍​‌ ‌​​‍‌‍‌ ​​‌‍‌‌‌ ​‍‌ ​ ‌ ​​‌‍‌‌‌‍​ ‌ ‌​‌‍‍‌‌ ‌‍‌‍‌‌​ ‌‌ ​​‌ ‌‌‌‍​‍‌‍ ​‌‍‍‌‌ ​ ‌‍‍​‌‍‌‌‌‍‌​​‍​‍‌ ‌
Disse oplysninger er nødvendige for at vores
økonomisystem kan behandle fakturaen
hurtigt og korrekt.​​​​‌ ‍ ​‍​‍‌‍ ‌ ​‍‌‍‍‌‌‍‌ ‌‍‍‌‌‍ ‍​‍​‍​ ‍‍​‍​‍‌ ​ ‌‍​‌‌‍ ‍‌‍‍‌‌ ‌​‌ ‍‌​‍ ‍‌‍‍‌‌‍ ​‍​‍​‍ ​​‍​‍‌‍‍​‌ ​‍‌‍‌‌‌‍‌‍​‍​‍​ ‍‍​‍​‍‌‍‍​‌ ‌​‌ ‌​‌ ​​‌ ​ ​ ‍‍​‍ ​‍ ‌ ‌​‌ ‌‌​‍ ‍‌ ​ ‌‍​‌‌‍ ‍‌‍‍‌‌ ‌​‌ ‍‌​‍ ‍‌ ​ ‌ ‌​‌ ‌‌‌‍‌​‌‍‍‌‌‍ ​‍ ‌‍‍‌‌‍ ‍‌ ‌​‌‍‌‌‌‍ ‍‌ ‌​​‍ ‌‍‌‌‌‍‌​‌‍‍‌‌ ‌​​‍ ‌‍ ‌‌‍ ‌‍‌​‌‍‌‌​ ‌‌ ​​‌ ​‍‌‍‌‌‌ ​ ‌‍‌‌‌‍ ‍‌ ‌​‌‍​‌‌ ‌​‌‍‍‌‌‍ ‌‍ ‍​ ‍ ‌‍‍‌‌‍‌​​ ‌‌ ​​‌‍​‌‌‍‌ ‌‍‌‌​‍ ‌‌ ‌​‌‍‍‌‌‍ ​‌ ​ ‌‍‍ ‌ ‌‌‌‍‌​​‍ ‌‌ ‌​‌‍‍‌‌‍ ​​‍ ‌‌ ‌‍‌‍‍‌‌ ​‍‌‍‍ ‌ ​ ‌‍ ‌‍ ‌‌‍‍​‌‍‌‌‌‍‌​‌‍‌‌‌ ​‍​ ‍ ‌ ‌​‌ ‍‌‌ ​​‌‍‌‌​ ‌‌ ​​‌‍​‌‌‍‌ ‌‍‌‌​ ‍ ‌ ​​‌‍​‌‌ ‌​‌‍‍​​ ‌‌ ​ ‌‍‌‌‌‍​ ‌ ‌​‌‍‍‌‌‍ ‌‍ ‍‌ ​ ​‍‌‌​ ‌‌‌​​‍‌‌ ‌‍‍ ‌‍‌‌‌ ‍‌​‍‌‌​ ​ ‌​‌​​‍‌‌​ ​ ‌​‌​​‍‌‌​ ​‍​ ​‍‌‍‌‌​ ​ ​ ​‍​ ​‌‌‍​ ‌‍​ ​ ​‌​ ‌‍​ ‌​‌‍​ ​ ​‌​ ​‌​‍‌‌​ ​‍​ ​‍​‍‌‌​ ‌‌‌​‌​​‍ ‍‌‍​ ‌‍ ‌‍ ‍‌ ‌​‌‍‌‌‌‍ ‍‌ ‌​​‍‌‌​ ‌‌‌​​‍‌‌ ‌‍‍ ‌‍‌‌‌ ‍‌​‍‌‌​ ​ ‌​‌​​‍‌‌​ ​ ‌​‌​​‍‌‌​ ​‍​ ​‍​ ‌ ​ ‍‌‌‍​‍​ ‌ ​ ‌​‌‍‌​​ ​ ​ ‌‌​ ‌‌‌‍​‍​ ​​​ ‌​​‍‌‌​ ​‍​ ​‍​‍‌‌​ ‌‌‌​‌​​‍ ‍‌‍​‍‌‍ ​‌‍ ‌‍​ ‌‍‍ ‌ ​ ​‍‌‌​ ‌‌‌​​‍‌‌ ‌‍‍ ‌‍‌‌‌ ‍‌​‍‌‌​ ​ ‌​‌​​‍‌‌​ ​ ‌​‌​​‍‌‌​ ​‍​ ​‍‌‍​‍​ ​ ​ ​ ‌‍‌‌‌‍​ ​ ​​​ ‌‍​ ‌‌‌‍​‌‌‍​ ​ ​‌​ ​ ​‍‌‌​ ​‍​ ​‍​‍‌‌​ ‌‌‌​‌​​‍ ‍‌‍‍‌‌ ‌​‌‍‌‌‌‍ ‌‌ ​ ​‍‌‌​ ‌‌‌​​‍‌‌ ‌‍‍ ‌‍‌‌‌ ‍‌​‍‌‌​ ​ ‌​‌​​‍‌‌​ ​ ‌​‌​​‍‌‌​ ​‍​ ​‍​ ‍​​ ‍​‌‍‌​‌‍‌​‌‍‌​​ ​​‌‍​‍​ ​‌​ ​ ‌‍‌‍‌‍‌‍‌‍‌‌​‍‌‌​ ​‍​ ​‍​‍‌‌​ ‌‌‌​‌​​‍ ‍‌‍​‍‌‍ ‌‍‌​‌ ‍‌​‍‌‌​ ‌‌‌​​‍‌‌ ‌‍‍ ‌‍‌‌‌ ‍‌​‍‌‌​ ​ ‌​‌​​‍‌‌​ ​ ‌​‌​​‍‌‌​ ​‍​ ​‍​ ‍​‌‍​ ‌‍‌‌‌‍‌​‌‍​‌​ ‌‍​ ‌‍​ ​ ‌‍‌‍​ ​ ‌‍‌‌​ ​​​‍‌‌​ ​‍​ ​‍​‍‌‌​ ‌‌‌​‌​​‍ ‍‌‍​ ‌‍‍​‌‍‍‌‌‍ ​‌‍‌​‌ ​‍‌‍‌‌‌‍ ‍​‍‌‌​ ‌‌‌​​‍‌‌ ‌‍‍ ‌‍‌‌‌ ‍‌​‍‌‌​ ​ ‌​‌​​‍‌‌​ ​ ‌​‌​​‍‌‌​ ​‍​ ​‍‌‍​‌​ ‌‍​ ‌‌​ ​‍​ ‌ ‌‍​‌​ ​‍​ ‍​‌‍‌‍‌‍​ ​ ‌‌​ ‍‌​‍‌‌​ ​‍​ ​‍​‍‌‌​ ‌‌‌​‌​​‍ ‍‌ ‌​‌‍‌‌‌ ‍​‌ ‌​​ ‌‍​‍‌‍​‌‌ ​ ‌‍‌‌‌‌‌‌‌ ​‍‌‍ ​​ ‌‌‍‍​‌ ‌​‌ ‌​‌ ​​‌ ​ ​‍‌‌​ ​ ‌​​‌​‍‌‌​ ​‍‌​‌‍​‍‌‌​ ​‍‌​‌‍‌ ‌​‌ ‌‌​‍ ‍‌ ​ ‌‍​‌‌‍ ‍‌‍‍‌‌ ‌​‌ ‍‌​‍ ‍‌ ​ ‌ ‌​‌ ‌‌‌‍‌​‌‍‍‌‌‍ ​‍‌‍‌‍‍‌‌‍‌​​ ‌‌ ​​‌‍​‌‌‍‌ ‌‍‌‌​‍ ‌‌ ‌​‌‍‍‌‌‍ ​‌ ​ ‌‍‍ ‌ ‌‌‌‍‌​​‍ ‌‌ ‌​‌‍‍‌‌‍ ​​‍ ‌‌ ‌‍‌‍‍‌‌ ​‍‌‍‍ ‌ ​ ‌‍ ‌‍ ‌‌‍‍​‌‍‌‌‌‍‌​‌‍‌‌‌ ​‍​‍‌‍‌ ‌​‌ ‍‌‌ ​​‌‍‌‌​ ‌‌ ​​‌‍​‌‌‍‌ ‌‍‌‌​‍‌‍‌ ​​‌‍​‌‌ ‌​‌‍‍​​ ‌‌ ​ ‌‍‌‌‌‍​ ‌ ‌​‌‍‍‌‌‍ ‌‍ ‍‌ ​ ​‍‌‌​ ‌‌‌​​‍‌‌ ‌‍‍ ‌‍‌‌‌ ‍‌​‍‌‌​ ​ ‌​‌​​‍‌‌​ ​ ‌​‌​​‍‌‌​ ​‍​ ​‍‌‍‌‌​ ​ ​ ​‍​ ​‌‌‍​ ‌‍​ ​ ​‌​ ‌‍​ ‌​‌‍​ ​ ​‌​ ​‌​‍‌‌​ ​‍​ ​‍​‍‌‌​ ‌‌‌​‌​​‍ ‍‌‍​ ‌‍ ‌‍ ‍‌ ‌​‌‍‌‌‌‍ ‍‌ ‌​​‍‌‌​ ‌‌‌​​‍‌‌ ‌‍‍ ‌‍‌‌‌ ‍‌​‍‌‌​ ​ ‌​‌​​‍‌‌​ ​ ‌​‌​​‍‌‌​ ​‍​ ​‍​ ‌ ​ ‍‌‌‍​‍​ ‌ ​ ‌​‌‍‌​​ ​ ​ ‌‌​ ‌‌‌‍​‍​ ​​​ ‌​​‍‌‌​ ​‍​ ​‍​‍‌‌​ ‌‌‌​‌​​‍ ‍‌‍​‍‌‍ ​‌‍ ‌‍​ ‌‍‍ ‌ ​ ​‍‌‌​ ‌‌‌​​‍‌‌ ‌‍‍ ‌‍‌‌‌ ‍‌​‍‌‌​ ​ ‌​‌​​‍‌‌​ ​ ‌​‌​​‍‌‌​ ​‍​ ​‍‌‍​‍​ ​ ​ ​ ‌‍‌‌‌‍​ ​ ​​​ ‌‍​ ‌‌‌‍​‌‌‍​ ​ ​‌​ ​ ​‍‌‌​ ​‍​ ​‍​‍‌‌​ ‌‌‌​‌​​‍ ‍‌‍‍‌‌ ‌​‌‍‌‌‌‍ ‌‌ ​ ​‍‌‌​ ‌‌‌​​‍‌‌ ‌‍‍ ‌‍‌‌‌ ‍‌​‍‌‌​ ​ ‌​‌​​‍‌‌​ ​ ‌​‌​​‍‌‌​ ​‍​ ​‍​ ‍​​ ‍​‌‍‌​‌‍‌​‌‍‌​​ ​​‌‍​‍​ ​‌​ ​ ‌‍‌‍‌‍‌‍‌‍‌‌​‍‌‌​ ​‍​ ​‍​‍‌‌​ ‌‌‌​‌​​‍ ‍‌‍​‍‌‍ ‌‍‌​‌ ‍‌​‍‌‌​ ‌‌‌​​‍‌‌ ‌‍‍ ‌‍‌‌‌ ‍‌​‍‌‌​ ​ ‌​‌​​‍‌‌​ ​ ‌​‌​​‍‌‌​ ​‍​ ​‍​ ‍​‌‍​ ‌‍‌‌‌‍‌​‌‍​‌​ ‌‍​ ‌‍​ ​ ‌‍‌‍​ ​ ‌‍‌‌​ ​​​‍‌‌​ ​‍​ ​‍​‍‌‌​ ‌‌‌​‌​​‍ ‍‌‍​ ‌‍‍​‌‍‍‌‌‍ ​‌‍‌​‌ ​‍‌‍‌‌‌‍ ‍​‍‌‌​ ‌‌‌​​‍‌‌ ‌‍‍ ‌‍‌‌‌ ‍‌​‍‌‌​ ​ ‌​‌​​‍‌‌​ ​ ‌​‌​​‍‌‌​ ​‍​ ​‍‌‍​‌​ ‌‍​ ‌‌​ ​‍​ ‌ ‌‍​‌​ ​‍​ ‍​‌‍‌‍‌‍​ ​ ‌‌​ ‍‌​‍‌‌​ ​‍​ ​‍​‍‌‌​ ‌‌‌​‌​​‍ ‍‌ ‌​‌‍‌‌‌ ‍​‌ ‌​​‍‌‍‌ ​​‌‍‌‌‌ ​‍‌ ​ ‌ ​​‌‍‌‌‌‍​ ‌ ‌​‌‍‍‌‌ ‌‍‌‍‌‌​ ‌‌ ​​‌ ‌‌‌‍​‍‌‍ ​‌‍‍‌‌ ​ ‌‍‍​‌‍‌‌‌‍‌​​‍​‍‌ ‌